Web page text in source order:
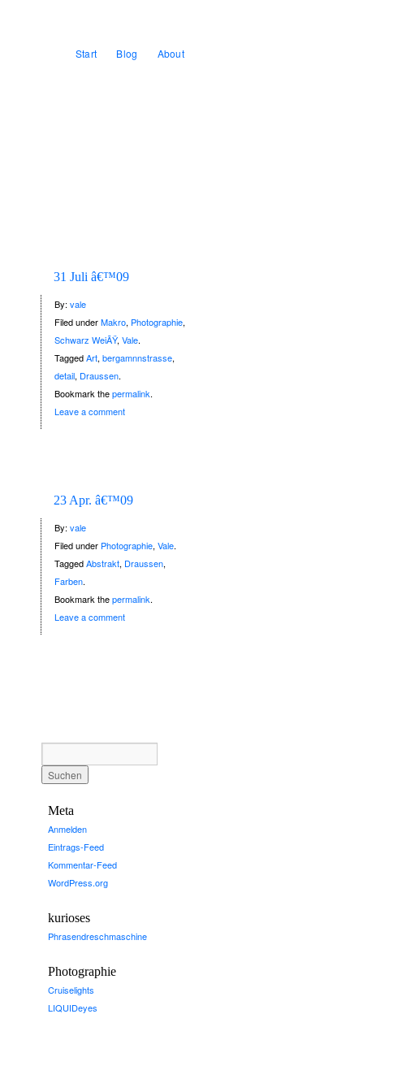
Start Blog About
31 Juli â€™09
By: vale
Filed underMakro, Photographie,
Schwarz WeiÃŸ, Vale.
TaggedArt, bergamnnstrasse,
detail, Draussen.
Bookmark thepermalink.
Leave a comment
23 Apr. â€™09
By: vale
Filed under Photographie, Vale.
TaggedAbstrakt, Draussen,
Farben.
Bookmark thepermalink.
Leave a comment
Meta
Anmelden
Eintrags-Feed
Kommentar-Feed
WordPress.org
kurioses
Phrasendreschmaschine
Photographie
Cruiselights
LIQUIDeyes